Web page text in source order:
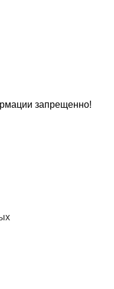
запрещенно!